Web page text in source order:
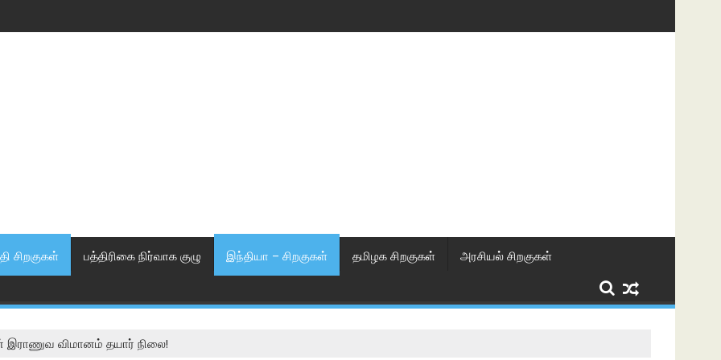
சிறகுகள் பத்திரிகை நிர்வாக குழு இந்தியா – சிறகுகள் தமிழக சிறகுகள் அரசியல் சிறகுகள்
விமானம் தயார் நிலை!